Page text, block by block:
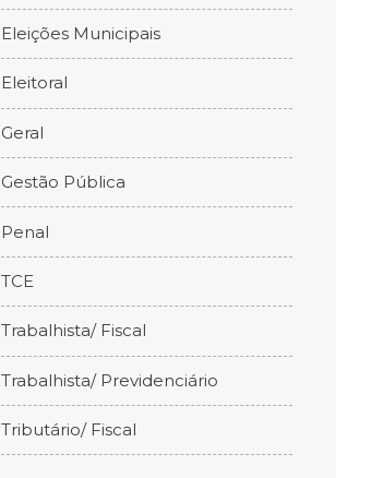
Eleições Municipais
Eleitoral
Geral
Gestão Pública
Penal
TCE
Trabalhista/ Fiscal
Trabalhista/ Previdenciário
Tributário/ Fiscal